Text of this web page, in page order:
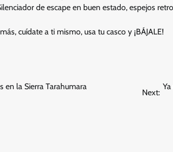
de escape en buen estado, espejos
cuídate a ti mismo, usa tu casco y ¡BÁJALE!
en la Sierra Tarahumara
Next: